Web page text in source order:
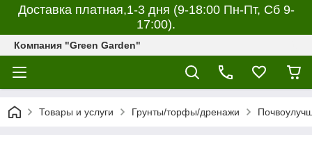
Доставка платная,1-3 дня (9-18:00 Пн-Пт, Сб 9-
17:00).
Компания "Green Garden"
Товары и услуги Грунты/торфы/дренажи